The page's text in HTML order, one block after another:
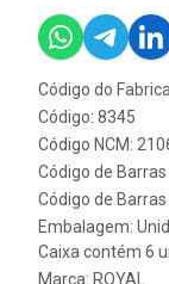
Código do
Código: 8345
Código NCM:
Código de
Código de
Embalagem:
Caixa contém 6
Marca: ROYAL